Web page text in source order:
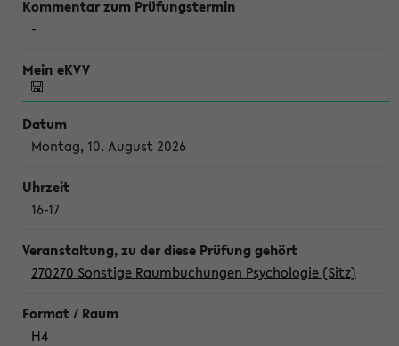
-
Montag, 10. August 2026
16-17
270270 Sonstige Raumbuchungen Psychologie (Sitz)
H4